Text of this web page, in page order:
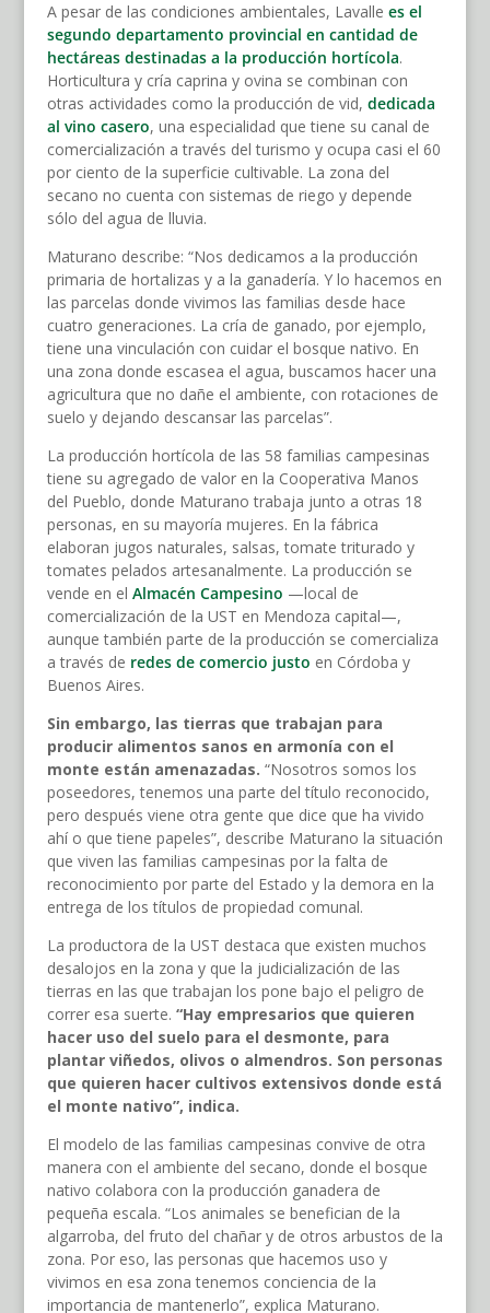
A pesar de las condiciones ambientales, Lavalle es el
segundo departamento provincial en cantidad de
hectáreas destinadas a la producción hortícola.
Horticultura y cría caprina y ovina se combinan con
otras actividades como la producción de vid, dedicada
al vino casero, una especialidad que tiene su canal de
comercialización a través del turismo y ocupa casi el 60
por ciento de la superficie cultivable. La zona del
secano no cuenta con sistemas de riego y depende
sólo del agua de lluvia.
Maturano describe: “Nos dedicamos a la producción
primaria de hortalizas y a la ganadería. Y lo hacemos en
las parcelas donde vivimos las familias desde hace
cuatro generaciones. La cría de ganado, por ejemplo,
tiene una vinculación con cuidar el bosque nativo. En
una zona donde escasea el agua, buscamos hacer una
agricultura que no dañe el ambiente, con rotaciones de
suelo y dejando descansar las parcelas”.
La producción hortícola de las 58 familias campesinas
tiene su agregado de valor en la Cooperativa Manos
del Pueblo, donde Maturano trabaja junto a otras 18
personas, en su mayoría mujeres. En la fábrica
elaboran jugos naturales, salsas, tomate triturado y
tomates pelados artesanalmente. La producción se
vende en el Almacén Campesino —local de
comercialización de la UST en Mendoza capital—,
aunque también parte de la producción se comercializa
a través de redes de comercio justo en Córdoba y
Buenos Aires.
Sin embargo, las tierras que trabajan para
producir alimentos sanos en armonía con el
monte están amenazadas. “Nosotros somos los
poseedores, tenemos una parte del título reconocido,
pero después viene otra gente que dice que ha vivido
ahí o que tiene papeles”, describe Maturano la situación
que viven las familias campesinas por la falta de
reconocimiento por parte del Estado y la demora en la
entrega de los títulos de propiedad comunal.
La productora de la UST destaca que existen muchos
desalojos en la zona y que la judicialización de las
tierras en las que trabajan los pone bajo el peligro de
correr esa suerte. “Hay empresarios que quieren
hacer uso del suelo para el desmonte, para
plantar viñedos, olivos o almendros. Son personas
que quieren hacer cultivos extensivos donde está
el monte nativo”, indica.
El modelo de las familias campesinas convive de otra
manera con el ambiente del secano, donde el bosque
nativo colabora con la producción ganadera de
pequeña escala. “Los animales se benefician de la
algarroba, del fruto del chañar y de otros arbustos de la
zona. Por eso, las personas que hacemos uso y
vivimos en esa zona tenemos conciencia de la
importancia de mantenerlo”, explica Maturano.